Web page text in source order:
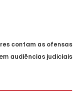
contam as ofensas
audiências judiciais